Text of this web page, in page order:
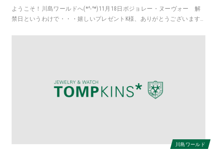
ようこそ！川島ワールドへ(*^-^*)11月18日ボジョレー・ヌーヴォー 解
禁日というわけで・・・嬉しいプレゼントK様、ありがとうございます
川島ワールド